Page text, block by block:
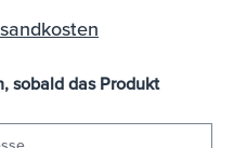
sobald das Produkt